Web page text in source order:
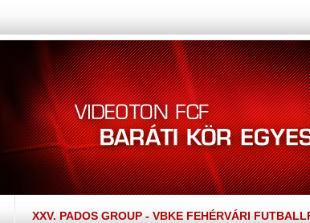
XXV. PADOS GROUP - VBKE FEHÉRVÁRI